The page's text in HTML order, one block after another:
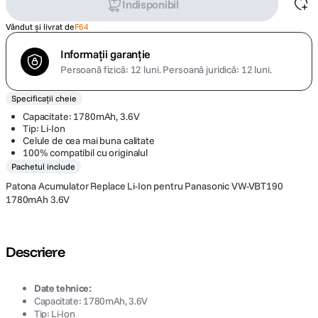
Indisponibil
Vândut și livrat deF64
Informații garanție
Persoană fizică: 12 luni.Persoană juridică: 12 luni.
Specificații cheie
Capacitate: 1780mAh, 3.6V
Tip: Li-Ion
Celule de cea mai buna calitate
100% compatibil cu originalul
Pachetul include
Patona Acumulator Replace Li-Ion pentru Panasonic VW-VBT190
1780mAh 3.6V
Descriere
Date tehnice:
Capacitate: 1780mAh, 3.6V
Tip: Li-Ion